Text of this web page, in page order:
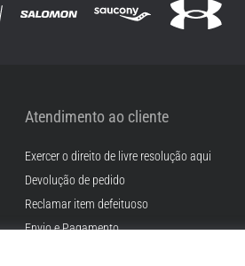
Atendimento ao cliente
Exercer o direito de livre resolução aqui
Devolução de pedido
Reclamar item defeituoso
Envio e Pagamento